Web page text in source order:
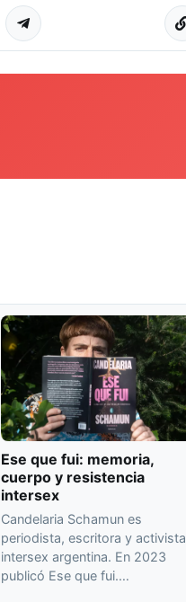
Ese que fui: memoria,
cuerpo y resistencia
intersex
Candelaria Schamun es
periodista, escritora y activista
intersex argentina. En 2023
publicó Ese que fui.…